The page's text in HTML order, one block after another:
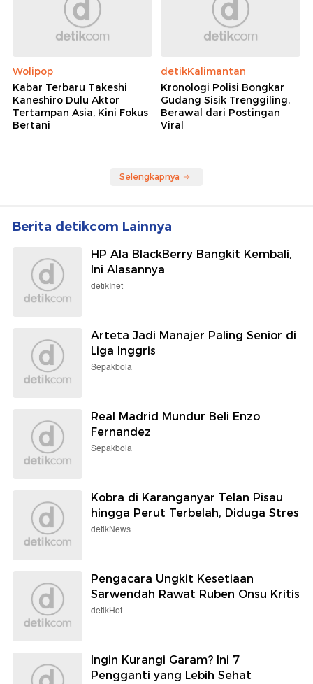
Wolipop
Kabar Terbaru Takeshi
Kaneshiro Dulu Aktor
Tertampan Asia, Kini Fokus
Bertani
detikKalimantan
Kronologi Polisi Bongkar
Gudang Sisik Trenggiling,
Berawal dari Postingan
Viral
Selengkapnya
Berita detikcom Lainnya
HP Ala BlackBerry Bangkit Kembali,
Ini Alasannya
detikInet
Arteta Jadi Manajer Paling Senior di
Liga Inggris
Sepakbola
Real Madrid Mundur Beli Enzo
Fernandez
Sepakbola
Kobra di Karanganyar Telan Pisau
hingga Perut Terbelah, Diduga Stres
detikNews
Pengacara Ungkit Kesetiaan
Sarwendah Rawat Ruben Onsu Kritis
detikHot
Ingin Kurangi Garam? Ini 7
Pengganti yang Lebih Sehat